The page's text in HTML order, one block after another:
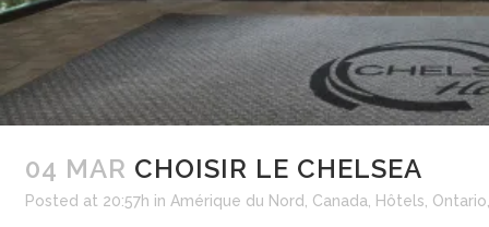
04 MAR CHOISIR LE CHELSEA
Posted at 20:57h in Amérique du Nord Canada Hôtels Ontario